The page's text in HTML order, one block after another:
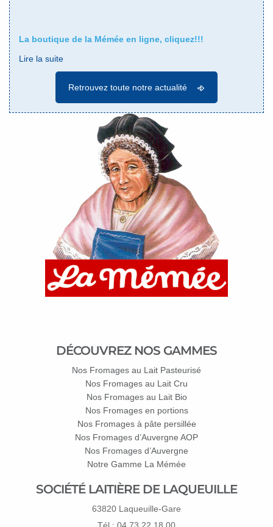
La boutique de la Mémée en ligne, cliquez!!!
Lire la suite
Retrouvez toute notre actualité
DÉCOUVREZ NOS GAMMES
Nos Fromages au Lait Pasteurisé
Nos Fromages au Lait Cru
Nos Fromages au Lait Bio
Nos Fromages en portions
Nos Fromages à pâte persillée
Nos Fromages d’Auvergne AOP
Nos Fromages d’Auvergne
Notre Gamme La Mémée
SOCIÉTÉ LAITIÈRE DE LAQUEUILLE
63820 Laqueuille-Gare
Tél : 04 73 22 18 00